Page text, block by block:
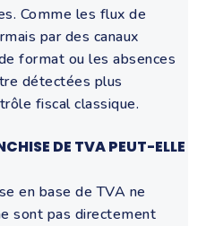
Comme les flux de
par des canaux
format ou les absences
détectées plus
fiscal classique.
DE TVA PEUT-ELLE
en base de TVA ne
sont pas directement